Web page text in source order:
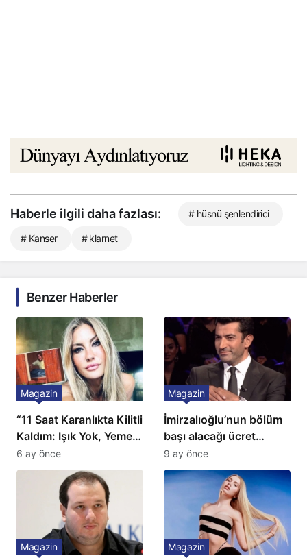
Haberle ilgili daha fazlası: # hüsnü şenlendirici
# Kanser # klarnet
Benzer Haberler
“11 Saat Karanlıkta Kilitli
Kaldım: Işık Yok, Yemek
Yok, Tuvalet Yok!”
Çağla Şikel’den Şok
Magazin
6 ay önce
İmirzalıoğlu’nun bölüm
başı alacağı ücret
Türkiye’de bir ilk:
Gözünü 2 ilçeye dikti!
Magazin
9 ay önce
Magazin Magazin